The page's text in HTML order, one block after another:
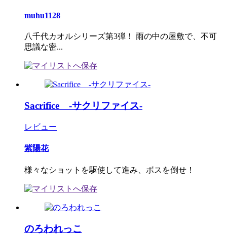
muhu1128
八千代カオルシリーズ第3弾！ 雨の中の屋敷で、不可
思議な密...
Sacrifice -サクリファイス-
レビュー
紫陽花
様々なショットを駆使して進み、ボスを倒せ！
のろわれっこ